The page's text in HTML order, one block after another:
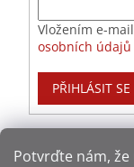
Potvrďte nám​​, že
Vložením e-
osobních údajů
PŘIHLÁSIT SE